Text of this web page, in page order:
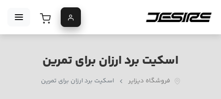
اسکیت برد ارزان برای تمرین
فروشگاه دیزایر اسکیت برد ارزان برای تمرین